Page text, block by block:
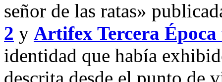
señor de las ratas»
2 y Artifex Tercera Época
identidad que había
descrita desde el punto de